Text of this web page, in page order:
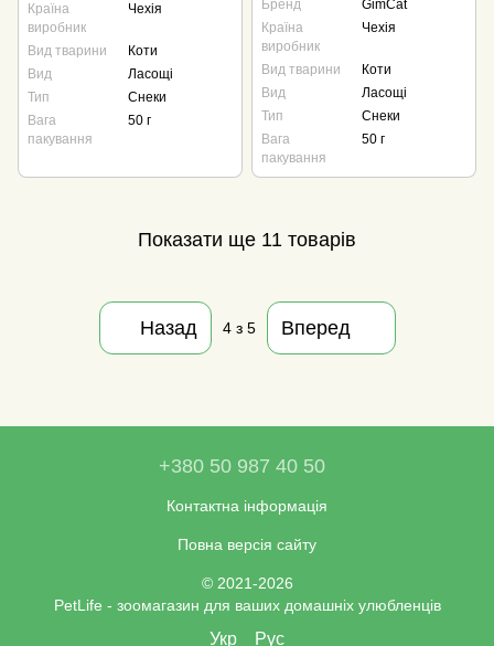
Країна
виробник
Чехія
Вид тварини
Коти
Вид
Ласощі
Тип
Снеки
Вага
пакування
50 г
Бренд
GimCat
Країна
виробник
Чехія
Вид тварини
Коти
Вид
Ласощі
Тип
Снеки
Вага
пакування
50 г
Показати ще 11 товарів
Назад 4з 5 Вперед
+380 50 987 40 50
Контактна інформація
Повна версія сайту
© 2021-2026
PetLife - зоомагазин для ваших домашніх улюбленців
Укр Рус